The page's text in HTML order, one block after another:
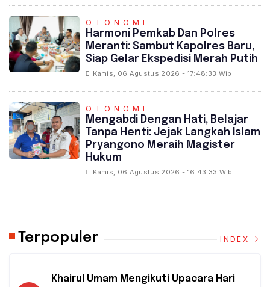
OTONOMI
Harmoni Pemkab Dan Polres
Meranti: Sambut Kapolres Baru,
Siap Gelar Ekspedisi Merah Putih
Kamis, 06 Agustus 2026 - 17:48:33 Wib
OTONOMI
Mengabdi Dengan Hati, Belajar
Tanpa Henti: Jejak Langkah Islam
Pryangono Meraih Magister
Hukum
Kamis, 06 Agustus 2026 - 16:43:33 Wib
Terpopuler INDEX
Khairul Umam Mengikuti Upacara Hari